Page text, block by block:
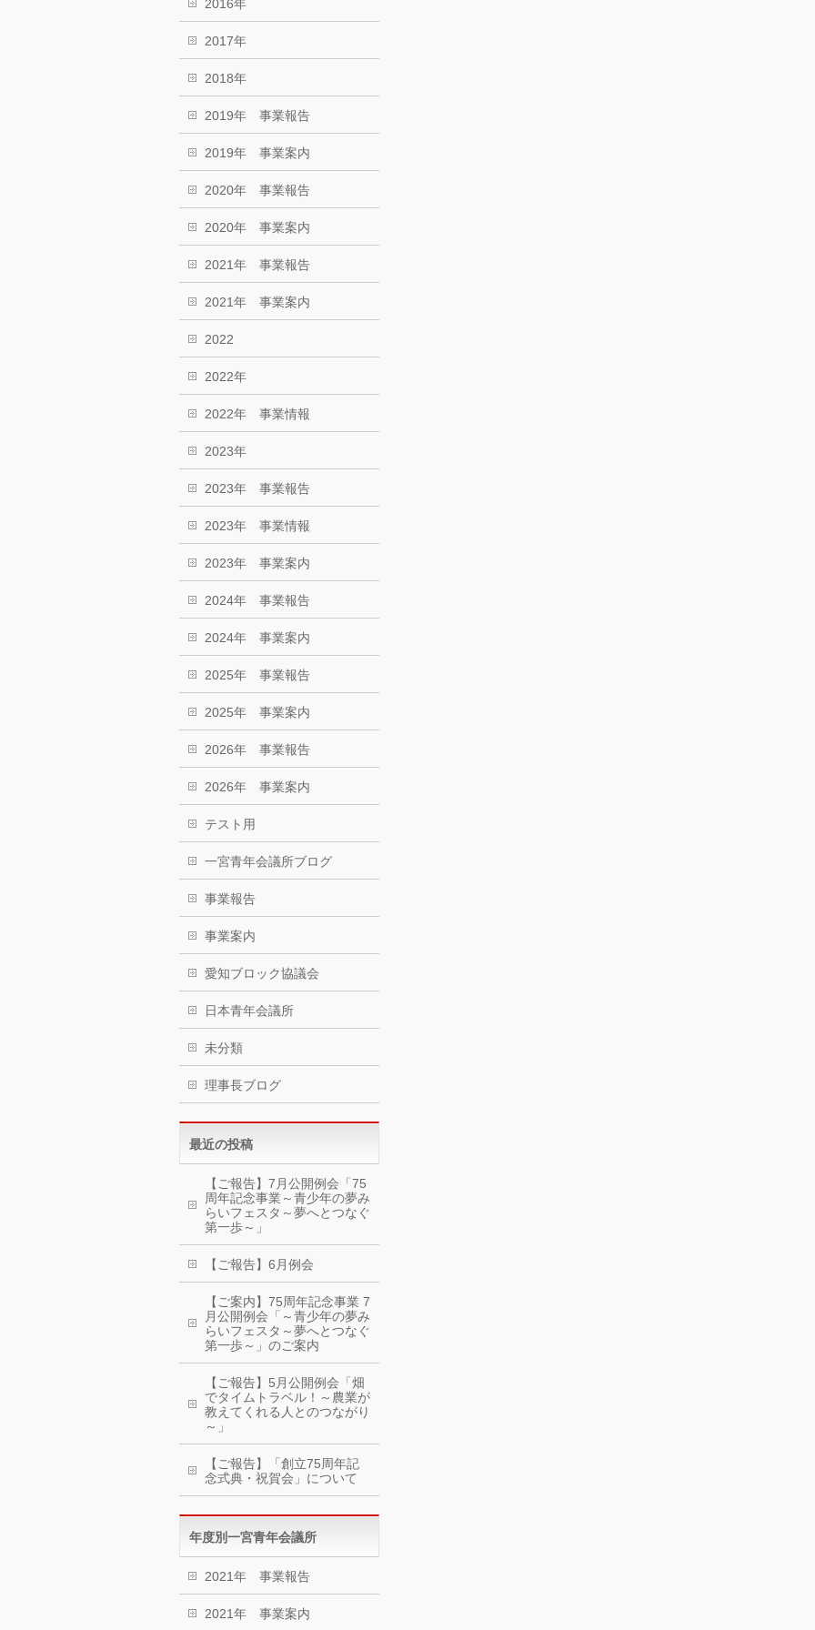
2016年
2017年
2018年
2019年 事業報告
2019年 事業案内
2020年 事業報告
2020年 事業案内
2021年 事業報告
2021年 事業案内
2022
2022年
2022年 事業情報
2023年
2023年 事業報告
2023年 事業情報
2023年 事業案内
2024年 事業報告
2024年 事業案内
2025年 事業報告
2025年 事業案内
2026年 事業報告
2026年 事業案内
テスト用
一宮青年会議所ブログ
事業報告
事業案内
愛知ブロック協議会
日本青年会議所
未分類
理事長ブログ
最近の投稿
【ご報告】7月公開例会「75
周年記念事業～青少年の夢み
らいフェスタ～夢へとつなぐ
第一歩～」
【ご報告】6月例会
【ご案内】75周年記念事業 7
月公開例会「～青少年の夢み
らいフェスタ～夢へとつなぐ
第一歩～」のご案内
【ご報告】5月公開例会「畑
でタイムトラベル！～農業が
教えてくれる人とのつながり
～」
【ご報告】「創立75周年記
念式典・祝賀会」について
年度別一宮青年会議所
2021年 事業報告
2021年 事業案内